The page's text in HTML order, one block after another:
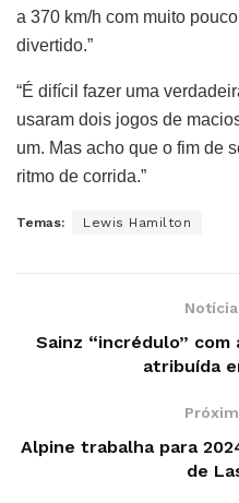
a 370 km/h com muito
divertido.”
“É difícil fazer uma
usaram dois jogos de
um. Mas acho que o fim de
ritmo de corrida.”
Temas: Lewis Hamilton
Sainz “incrédulo”
atribuída
Alpine trabalha para
de